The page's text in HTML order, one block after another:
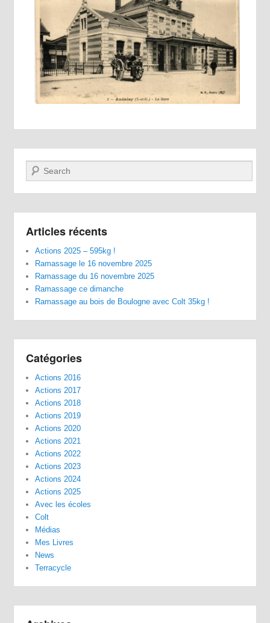
Recherche
Articles récents
Actions 2025 – 595kg !
Ramassage le 16 novembre 2025
Ramassage du 16 novembre 2025
Ramassage ce dimanche
Ramassage au bois de Boulogne avec Colt 35kg !
Catégories
Actions 2016
Actions 2017
Actions 2018
Actions 2019
Actions 2020
Actions 2021
Actions 2022
Actions 2023
Actions 2024
Actions 2025
Avec les écoles
Colt
Médias
Mes Livres
News
Terracycle